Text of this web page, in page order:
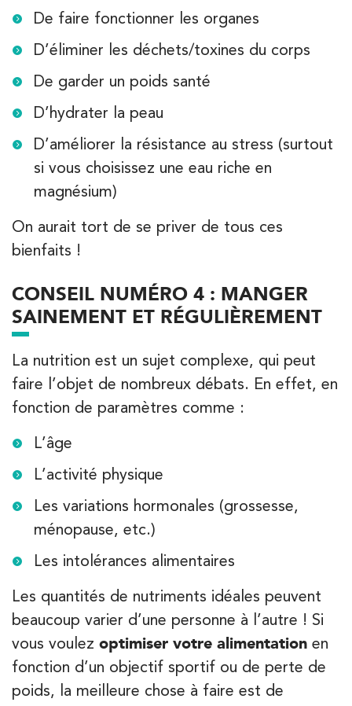
De faire fonctionner les organes
D’éliminer les déchets/toxines du corps
De garder un poids santé
D’hydrater la peau
D’améliorer la résistance au stress (surtout
si vous choisissez une eau riche en
magnésium)
On aurait tort de se priver de tous ces
bienfaits !
CONSEIL NUMÉRO 4 : MANGER
SAINEMENT ET RÉGULIÈREMENT
La nutrition est un sujet complexe, qui peut
faire l’objet de nombreux débats. En effet, en
fonction de paramètres comme :
L’âge
L’activité physique
Les variations hormonales (grossesse,
ménopause, etc.)
Les intolérances alimentaires
Les quantités de nutriments idéales peuvent
beaucoup varier d’une personne à l’autre ! Si
vous voulez optimiser votre alimentation en
fonction d’un objectif sportif ou de perte de
poids, la meilleure chose à faire est de
20 Rue de la Pépinière 75008 Paris
20 Rue de la Pépinière 75008 Paris
PRENEZ RDV SUR
PRENEZ RDV SUR
5 Rue Monge 92170 Vanves
01 46 44 33 92
PRENEZ RDV SUR
IK Paris 7 Saint Germain
199 Bd Saint-Germain 75007 Paris
PRENEZ RDV SUR
Kinésithérapie
IK Bois Colombes – 92
1 Rue Mertens 92600 Bois-Colombes
1 Rue Mertens 92600 Bois-Colombes
01 43 50 50 81
PRENEZ RDV SUR
PRENEZ RDV SUR
Kinésithérapie